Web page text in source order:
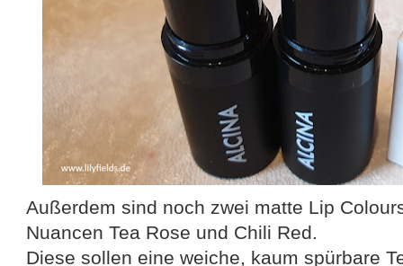
Außerdem sind noch zwei matte Lip
Nuancen Tea Rose und Chili Red.
Diese sollen eine weiche, kaum spürbare